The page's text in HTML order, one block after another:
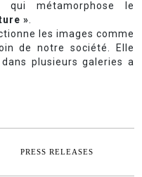
qui métamorphose le
».
les images comme
de notre société. Elle
plusieurs galeries a
PRESS RELEASES